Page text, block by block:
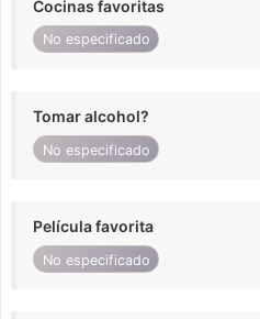
Cocinas favoritas
No especificado
Tomar alcohol?
No especificado
Película favorita
No especificado